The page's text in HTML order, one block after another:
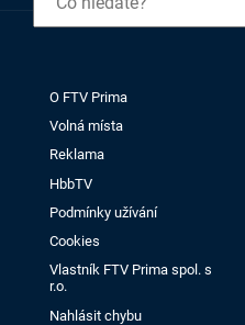
O FTV Prima
Volná místa
Reklama
HbbTV
Podmínky užívání
Cookies
Vlastník FTV Prima spol. s
r.o.
Nahlásit chybu